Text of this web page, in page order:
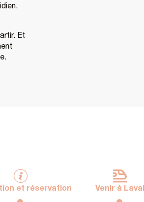
Et
et réservation Venir à Laval